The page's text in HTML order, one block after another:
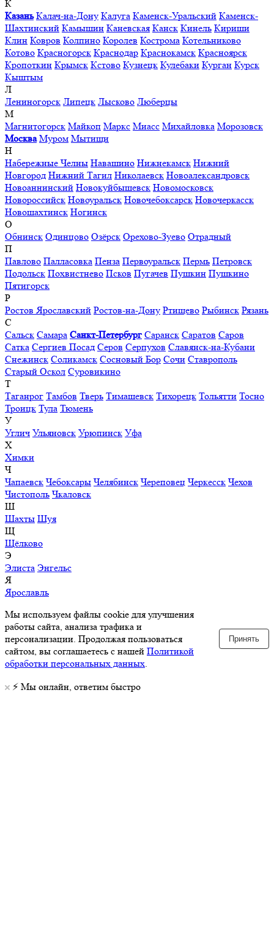
К
Казань Калач-на-Дону Калуга Каменск-Уральский Каменск-
Шахтинский Камышин Каневская Канск Кинель Кириши
Клин Ковров Колпино Королев Кострома Котельниково
Котово Красногорск Краснодар Краснокамск Красноярск
Кропоткин Крымск Кстово Кузнецк Кулебаки Курган Курск
Кыштым
Л
Лениногорск Липецк Лысково Люберцы
М
Магнитогорск Майкоп Маркс Миасс Михайловка Морозовск
Москва Муром Мытищи
Н
Набережные Челны Навашино Нижнекамск Нижний
Новгород Нижний Тагил Николаевск Новоалександровск
Новоаннинский Новокуйбышевск Новомосковск
Новороссийск Новоуральск Новочебоксарск Новочеркасск
Новошахтинск Ногинск
О
Обнинск Одинцово Озёрск Орехово-Зуево Отрадный
П
Павлово Палласовка Пенза Первоуральск Пермь Петровск
Подольск Похвистнево Псков Пугачев Пушкин Пушкино
Пятигорск
Р
Ростов Ярославский Ростов-на-Дону Ртищево Рыбинск Рязань
С
Сальск Самара Санкт-Петербург Саранск Саратов Саров
Сатка Сергиев Посад Серов Серпухов Славянск-на-Кубани
Снежинск Соликамск Сосновый Бор Сочи Ставрополь
Старый Оскол Суровикино
Т
Таганрог Тамбов Тверь Тимашевск Тихорецк Тольятти Тосно
Троицк Тула Тюмень
У
Углич Ульяновск Урюпинск Уфа
Х
Химки
Ч
Чапаевск Чебоксары Челябинск Череповец Черкесск Чехов
Чистополь Чкаловск
Ш
Шахты Шуя
Щ
Щёлково
Э
Элиста Энгельс
Я
Ярославль
Мы используем файлы cookie для улучшения
работы сайта, анализа трафика и
персонализации. Продолжая пользоваться
сайтом, вы соглашаетесь с нашей Политикой
обработки персональных данных
Принять
⚡️ Мы онлайн, ответим быстро